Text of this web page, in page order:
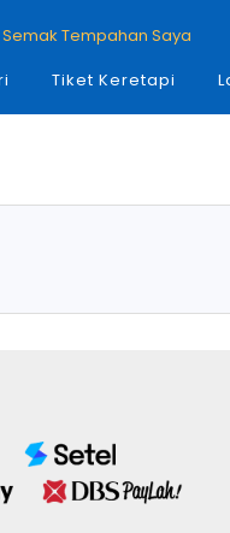
Semak Tempahan Saya
Tiket Keretapi